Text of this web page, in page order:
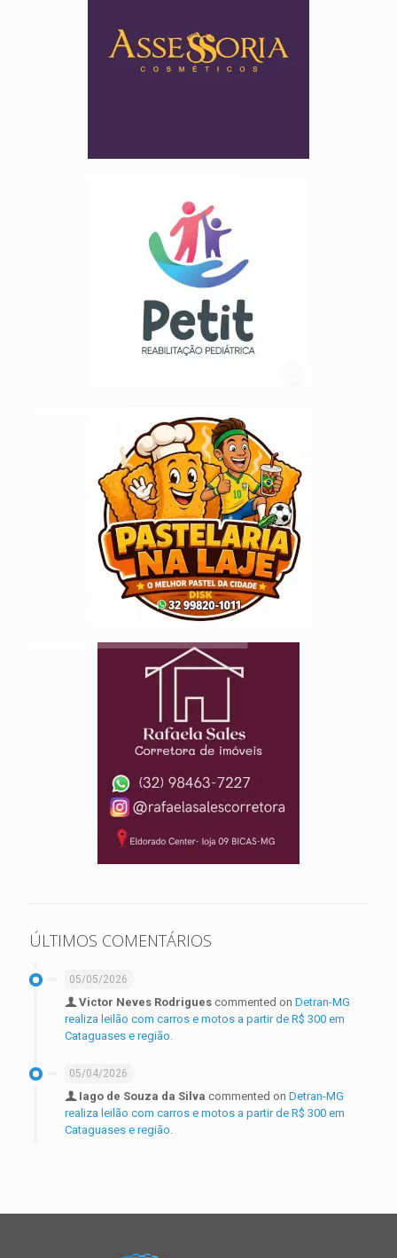
ÚLTIMOS COMENTÁRIOS
05/05/2026
Victor Neves Rodrigues commented on Detran-MG
realiza leilão com carros e motos a partir de R$ 300 em
Cataguases e região.
05/04/2026
Iago de Souza da Silva commented on Detran-MG
realiza leilão com carros e motos a partir de R$ 300 em
Cataguases e região.